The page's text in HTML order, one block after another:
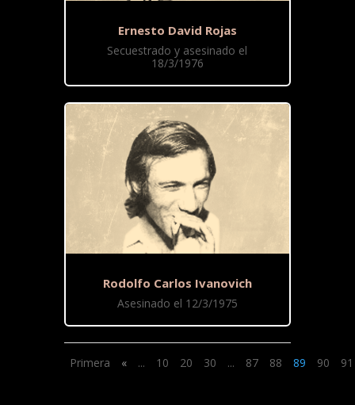
Ernesto David Rojas
Secuestrado y asesinado el
18/3/1976
Rodolfo Carlos Ivanovich
Asesinado el 12/3/1975
Primera « ... 10 20 30 ... 87 88 89 90 91